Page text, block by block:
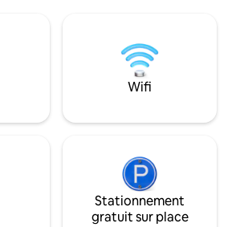
d’une grande
la mer, du Wi-Fi et
toutes les
Wifi
Stationnement
gratuit sur place